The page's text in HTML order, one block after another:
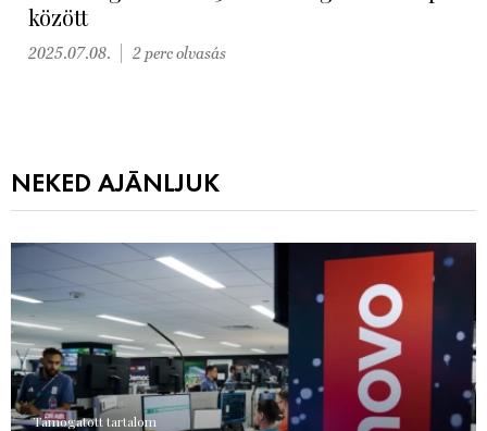
között
2025.07.08. 2 perc olvasás
NEKED AJÁNLJUK
Támogatott tartalom